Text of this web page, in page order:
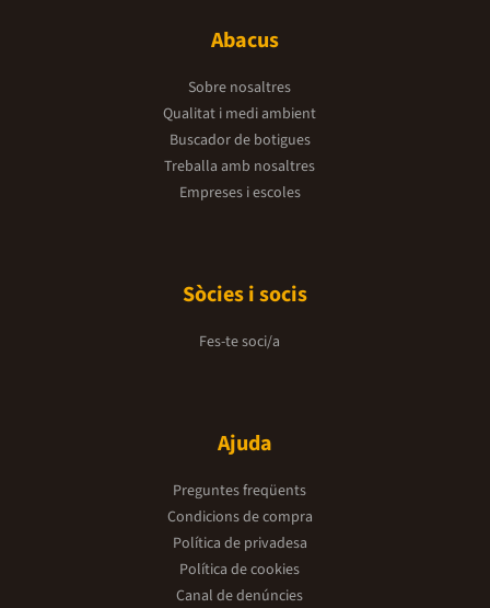
Abacus
Sobre nosaltres
Qualitat i medi ambient
Buscador de botigues
Treballa amb nosaltres
Empreses i escoles
Sòcies i socis
Fes-te soci/a
Ajuda
Preguntes freqüents
Condicions de compra
Política de privadesa
Política de cookies
Canal de denúncies